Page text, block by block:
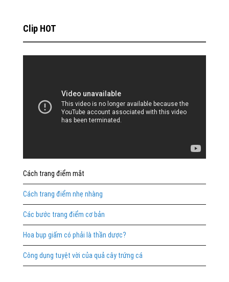
Clip HOT
Cách trang điểm mắt
Cách trang điểm nhẹ nhàng
Các bước trang điểm cơ bản
Hoa bụp giấm có phải là thần dược?
Công dụng tuyệt vời của quả cây trứng cá